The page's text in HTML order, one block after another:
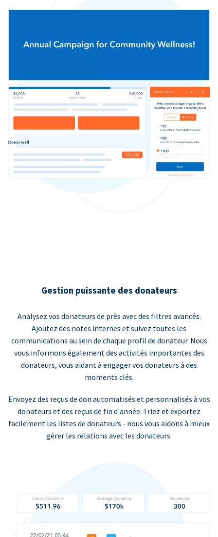
Gestion puissante des donateurs
Analysez vos donateurs de près avec des filtres avancés.
Ajoutez des notes internes et suivez toutes les
communications au sein de chaque profil de donateur. Nous
vous informons également des activités importantes des
donateurs, vous aidant à engager vos donateurs à des
moments clés.
Envoyez des reçus de don automatisés et personnalisés à vos
donateurs et des reçus de fin d'année. Triez et exportez
facilement les listes de donateurs - nous vous aidons à mieux
gérer les relations avec les donateurs.